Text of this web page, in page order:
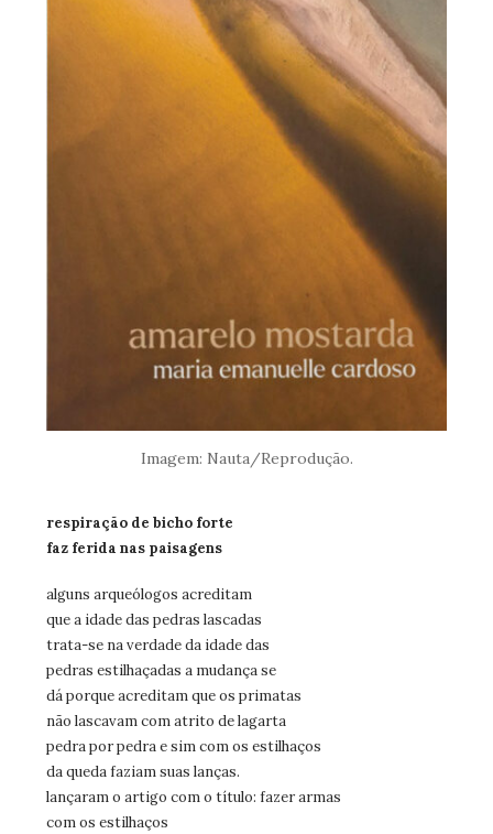
Imagem: Nauta/Reprodução.
respiração de bicho forte
faz ferida nas paisagens
alguns arqueólogos acreditam
que a idade das pedras lascadas
trata-se na verdade da idade das
pedras estilhaçadas a mudança se
dá porque acreditam que os primatas
não lascavam com atrito de lagarta
pedra por pedra e sim com os estilhaços
da queda faziam suas lanças.
lançaram o artigo com o título: fazer armas
com os estilhaços